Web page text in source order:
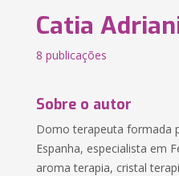
Catia
8 publicações
Sobre o autor
Domo terapeuta formada
Espanha, especialista em
aroma terapia, cristal